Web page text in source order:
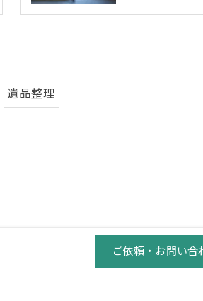
遺品整理
ご依頼・お問い合